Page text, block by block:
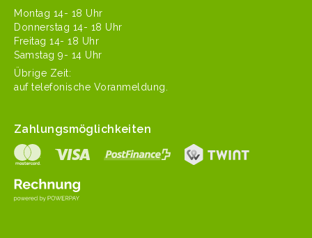
Mon­tag 14- 18 Uhr
Don­ner­stag 14- 18 Uhr
Fre­itag 14- 18 Uhr
Sam­stag 9- 14 Uhr
Übrige Zeit:
auf tele­fonis­che Voranmeldung.
Zahlungsmöglichkeiten